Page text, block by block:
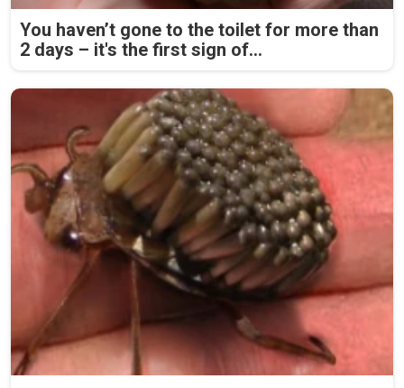
You haven’t gone to the toilet for more than
2 days – it's the first sign of...